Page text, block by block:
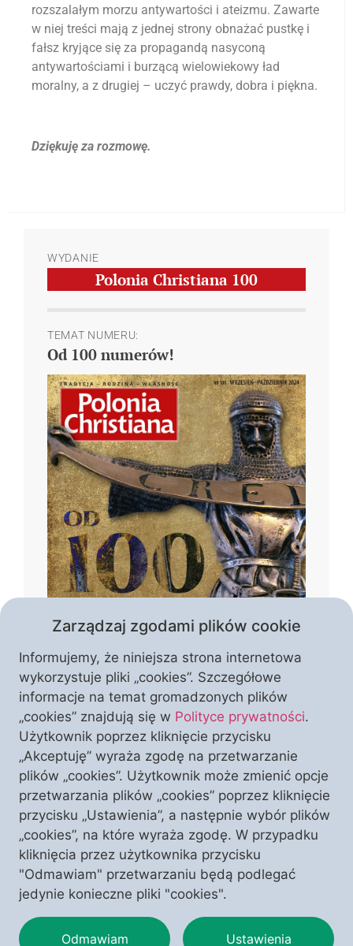
rozszalałym morzu antywartości i ateizmu. Zawarte
w niej treści mają z jednej strony obnażać pustkę i
fałsz kryjące się za propagandą nasyconą
antywartościami i burzącą wielowiekowy ład
moralny, a z drugiej – uczyć prawdy, dobra i piękna.
Dziękuję za rozmowę.
WYDANIE
Polonia Christiana 100
TEMAT NUMERU:
Od 100 numerów!
Za nami sto numerów – szesnaście lat z
okładem, od wiosny 2008 roku – a
wydaje się jakby to było wczoraj…
WESPRZYJ NAS
I ODBIERZ TEN NUMER
Zarządzaj zgodami plików cookie
Informujemy, że niniejsza strona internetowa
wykorzystuje pliki „cookies”. Szczegółowe
informacje na temat gromadzonych plików
„cookies” znajdują się w Polityce prywatności.
Użytkownik poprzez kliknięcie przycisku
„Akceptuję” wyraża zgodę na przetwarzanie
plików „cookies”. Użytkownik może zmienić opcje
przetwarzania plików „cookies” poprzez kliknięcie
przycisku „Ustawienia”, a następnie wybór plików
„cookies”, na które wyraża zgodę. W przypadku
kliknięcia przez użytkownika przycisku
"Odmawiam" przetwarzaniu będą podlegać
jedynie konieczne pliki "cookies".
Odmawiam Ustawienia